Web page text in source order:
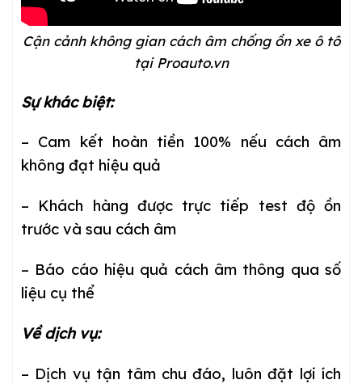
Cận cảnh không gian cách âm chống ồn xe ô tô
tại Proauto.vn
Sự khác biệt:
– Cam kết hoàn tiền 100% nếu cách âm
không đạt hiệu quả
– Khách hàng được trực tiếp test độ ồn
trước và sau cách âm
– Báo cáo hiệu quả cách âm thông qua số
liệu cụ thể
Về dịch vụ:
– Dịch vụ tận tâm chu đáo, luôn đặt lợi ích